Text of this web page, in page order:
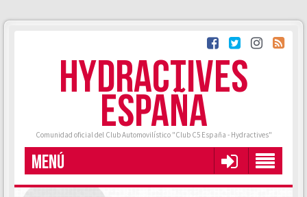
HYDRACTIVES
ESPAÑA
Comunidad oficial del Club Automovilístico "Club C5 España - Hydractives"
MENÚ